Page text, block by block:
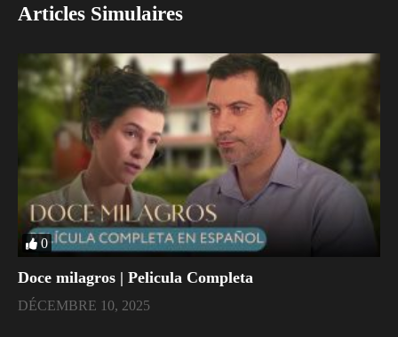
Articles Simulaires
0
Doce milagros | Pelicula Completa
DÉCEMBRE 10, 2025